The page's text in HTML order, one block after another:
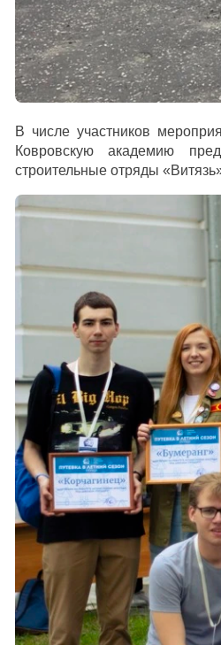
В числе участников
Ковровскую академию
строительные отряды